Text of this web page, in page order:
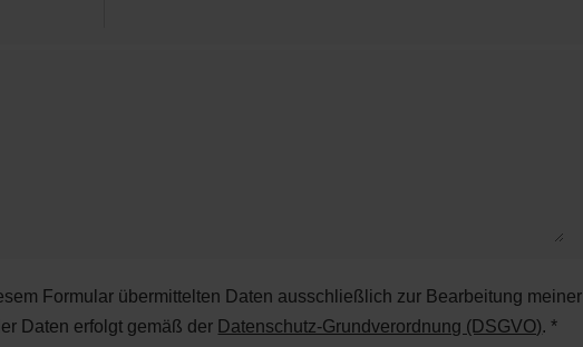
Formular übermittelten Daten ausschließlich zur Bearbeitung meiner
Daten erfolgt gemäß der Datenschutz-Grundverordnung (DSGVO). *